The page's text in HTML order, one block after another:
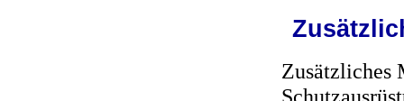
Zusätzliches